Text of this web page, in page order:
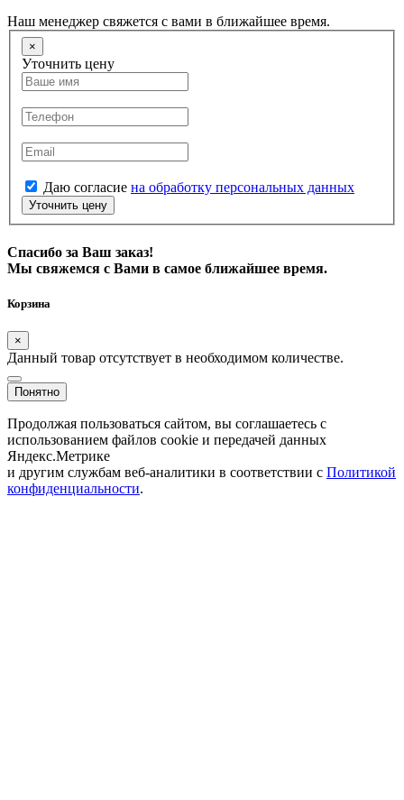
Наш менеджер свяжется с вами в ближайшее время.
×
Уточнить цену
Даю согласие на обработку персональных данных
Уточнить цену
Спасибо за Ваш заказ!
Мы свяжемся с Вами в самое ближайшее время.
Корзина
×
Данный товар отсутствует в необходимом количестве.
Понятно
Продолжая пользоваться сайтом, вы соглашаетесь с
использованием файлов cookie и передачей данных
Яндекс.Метрике
и другим службам веб-аналитики в соответствии с Политикой
конфиденциальности.